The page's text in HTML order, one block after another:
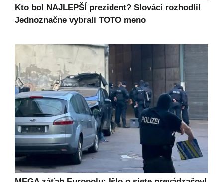
Kto bol NAJLEPŠÍ prezident? Slováci rozhodli!
Jednoznačne vybrali TOTO meno